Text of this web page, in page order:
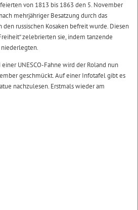
von 1813 bis 1863 den 5. November
mehrjähriger Besatzung durch das
russischen Kosaken befreit wurde. Diesen
zelebrierten sie, indem tanzende
UNESCO-Fahne wird der Roland nun
geschmückt. Auf einer Infotafel gibt es
nachzulesen. Erstmals wieder am